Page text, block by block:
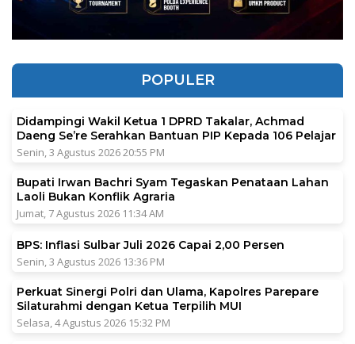
POPULER
Didampingi Wakil Ketua 1 DPRD Takalar, Achmad
Daeng Se’re Serahkan Bantuan PIP Kepada 106 Pelajar
Senin, 3 Agustus 2026 20:55 PM
Bupati Irwan Bachri Syam Tegaskan Penataan Lahan
Laoli Bukan Konflik Agraria
Jumat, 7 Agustus 2026 11:34 AM
BPS: Inflasi Sulbar Juli 2026 Capai 2,00 Persen
Senin, 3 Agustus 2026 13:36 PM
Perkuat Sinergi Polri dan Ulama, Kapolres Parepare
Silaturahmi dengan Ketua Terpilih MUI
Selasa, 4 Agustus 2026 15:32 PM